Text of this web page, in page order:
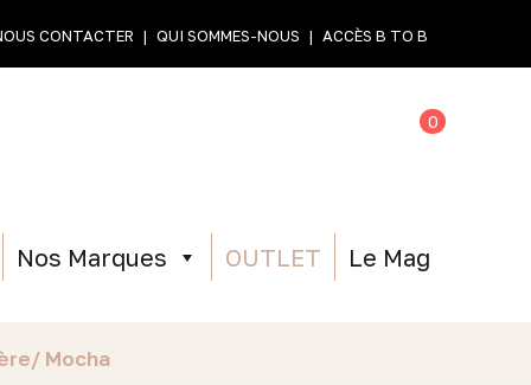
CONTACTER QUI SOMMES-NOUS ACCÈS B TO B
0
Nos Marques OUTLET Le Mag
Mocha